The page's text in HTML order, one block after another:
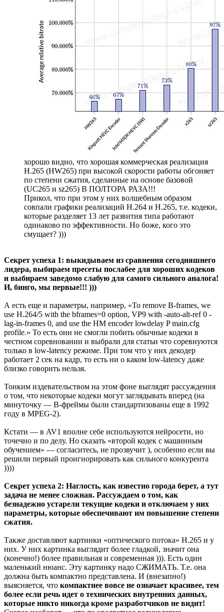
хорошо видно, что хорошая коммерческая реализация
H.265 (HW265) при высокой скорости работы обгоняет
по степени сжатия, сделанные на основе базовой
(UC265 и sz265) В ПОЛТОРА РАЗА!!!
Прикол, что при этом у них волшебным образом
совпали графики реализаций H.264 и H.265, т.е. кодеки,
которые разделяет 13 лет развития типа работают
одинаково по эффективности. Но боже, кого это
смущает? )))
Секрет успеха 1: выкидываем из сравнения сегодняшнего
лидера, выбираем пресеты послабее для хороших кодеков
и выбираем заведомо слабую для самого сильного аналога!
И, бинго, мы первые!!! )))
А есть еще и параметры, например, «To remove B-frames, we
use H.264/5 with the bframes=0 option, VP9 with -auto-alt-ref 0 -
lag-in-frames 0, and use the HM encoder lowdelay P main.cfg
profile.» То есть они не смогли побить обычные кодеки в
честном соревновании и выбрали для статьи что соревнуются
только в low-latency режиме. При том что у них декодер
работает 2 сек на кадр, то есть ни о каком low-latency даже
близко говорить нельзя.
Тонким издевательством на этом фоне выглядят рассуждения
о том, что некоторые кодеки могут заглядывать вперед (на
минуточку — B-фреймы были стандартизованы еще в 1992
году в MPEG-2).
Кстати — в AV1 вполне себе используются нейросети, но
точечно и по делу. Но сказать «второй кодек с машинным
обучением» — согласитесь, не прозвучит ), особенно если вы
решили первый проигнорировать как сильного конкурента
))))
Секрет успеха 2: Наглость, как известно города берет, а тут
задача не менее сложная. Рассуждаем о том, как
безнадежно устарели текущие кодеки и отключаем у них
параметры, которые обеспечивают им повышение степени
сжатия.
Также доставляют картинки «оптического потока» H.265 и у
них. У них картинка выглядит более гладкой, значит она
(конечно!) более правильная и современная ))). Есть один
маленький нюанс. Эту картинку надо СЖИМАТЬ. Т.е. она
должна быть компактно представлена. И (внезапно!)
выясняется, что компактнее вовсе не означает красивее, тем
более если речь идет о технических внутренних данных,
которые никто никогда кроме разработчиков не видит!